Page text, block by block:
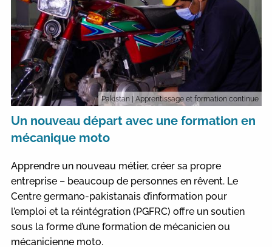
Pakistan | Apprentissage et formation continue
Un nouveau départ avec une formation en
mécanique moto
Apprendre un nouveau métier, créer sa propre
entreprise – beaucoup de personnes en rêvent. Le
Centre germano-pakistanais d’information pour
l’emploi et la réintégration (PGFRC) offre un soutien
sous la forme d’une formation de mécanicien ou
mécanicienne moto.